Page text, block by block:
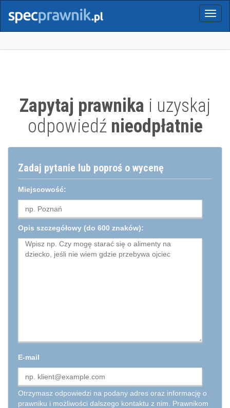
Menu
Zapytaj prawnika i uzyskaj
odpowiedźnieodpłatnie
Zadaj pytanie lub poproś o wycenę
Miejscowość:
Opis szczegółowy (do 600 znaków):
E-mail
Otrzymasz odpowiedzi na podany adres oraz informację o
prawniku i możliwości dalszego kontaktu z nim. Prawnikom